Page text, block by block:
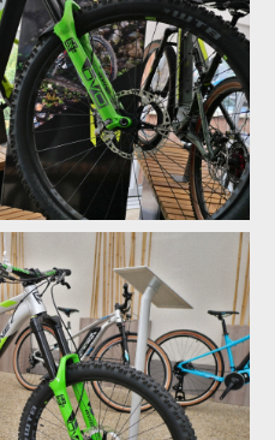
a DVO odpružení
a DVO odpružení
a DVO odpružení